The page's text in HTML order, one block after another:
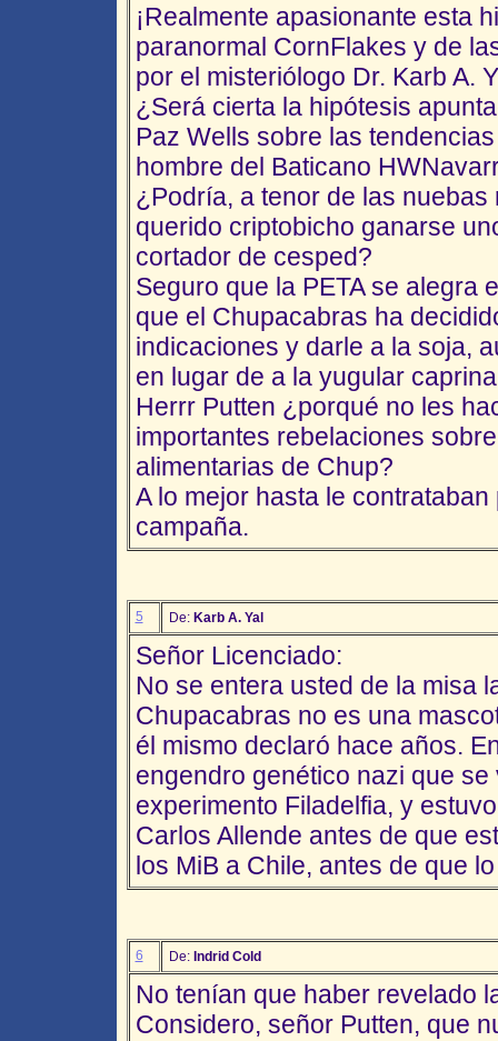
¡Realmente apasionante esta
paranormal CornFlakes y de
por el misteriólogo Dr. Karb A.
¿Será cierta la hipótesis
Paz Wells sobre las
hombre del Baticano
¿Podría, a tenor de las
querido criptobicho ganarse
cortador de cesped?
Seguro que la PETA se alegra
que el Chupacabras ha
indicaciones y darle a la soja,
en lugar de a la yugular
Herrr Putten ¿porqué no les
importantes rebelaciones
alimentarias de Chup?
A lo mejor hasta le
campaña.
5 De: Karb A. Yal
Señor Licenciado:
No se entera usted de la misa
Chupacabras no es una
él mismo declaró hace años.
engendro genético nazi que
experimento Filadelfia, y
Carlos Allende antes de que
los MiB a Chile, antes de que
6 De: Indrid Cold
No tenían que haber revelado
Considero, señor Putten, que